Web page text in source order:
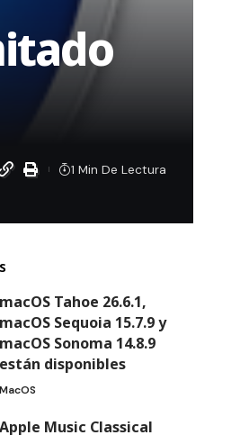
1 Min De Lectura
macOS Tahoe 26.6.1,
macOS Sequoia 15.7.9 y
macOS Sonoma 14.8.9
están disponibles
MacOS
Apple Music Classical